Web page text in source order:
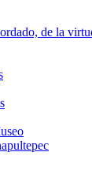
de la